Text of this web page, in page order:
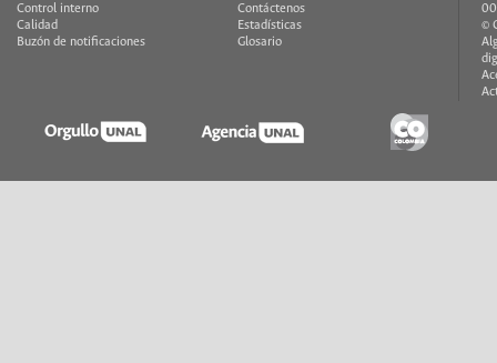
Control interno
Calidad
Buzón de notificaciones
Contáctenos
Estadísticas
Glosario
©